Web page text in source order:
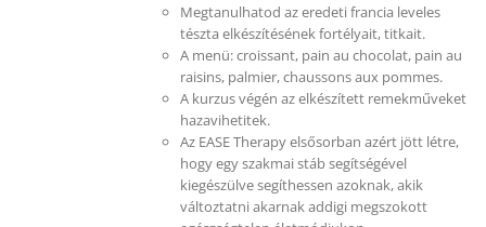
Megtanulhatod az eredeti francia leveles
tészta elkészítésének fortélyait, titkait.
A menü: croissant, pain au chocolat, pain au
raisins, palmier, chaussons aux pommes.
A kurzus végén az elkészített remekműveket
hazavihetitek.
Az EASE Therapy elsősorban azért jött létre,
hogy egy szakmai stáb segítségével
kiegészülve segíthessen azoknak, akik
változtatni akarnak addigi megszokott